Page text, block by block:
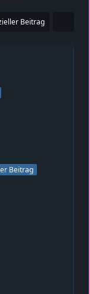
Beitrag
Beitrag